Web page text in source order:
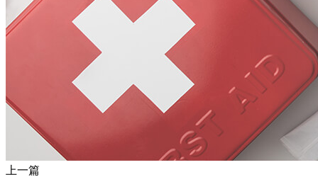
上一篇